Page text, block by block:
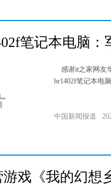
笔记本电脑
感谢it之家网友
br1402f笔记本电
中国新闻报道
戏《我的幻想